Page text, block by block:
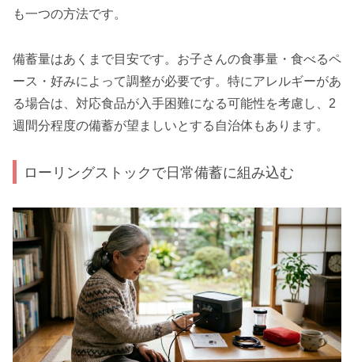
も一つの方法です。
備蓄量はあくまで目安です。お子さんの食事量・食べるペ
ース・好みによって調整が必要です。特にアレルギーがあ
る場合は、対応食品が入手困難になる可能性を考慮し、2
週間分程度の備蓄が望ましいとする自治体もあります。
ローリングストックで日常備蓄に組み込む